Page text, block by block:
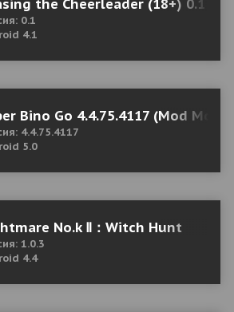
the Cheerleader (18+) 0.1
0.1
4.1
Bino Go 4.4.75.4117 (Mod
4.4.75.4117
5.0
No.k Ⅱ：Witch Hunt
1.0.3
4.4